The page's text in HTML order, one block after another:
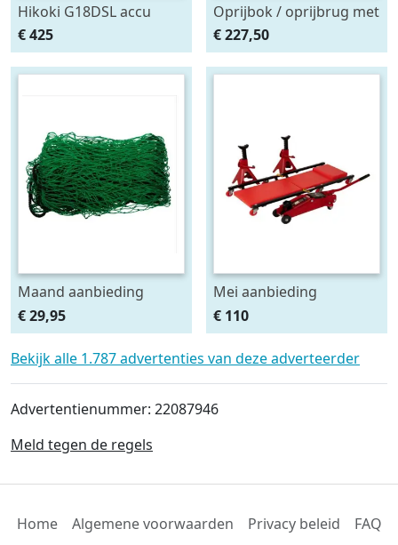
Hikoki G18DSL accu
haakse slijper (2x5Ah +
HSCII)
€ 425
Oprijbok / oprijbrug met
ingebouwde krik. set
2stuks
€ 227,50
Maand aanbieding
Afdeknet 4x2 mtr maas
4.5 x 4.5 cm
€ 29,95
Mei aanbieding
Monteursligkar+2 tons
krik + 2 assteunen
€ 110
Bekijk alle 1.787 advertenties van deze adverteerder
Advertentienummer: 22087946
Meld tegen de regels
Home Algemene voorwaarden Privacy beleid FAQ